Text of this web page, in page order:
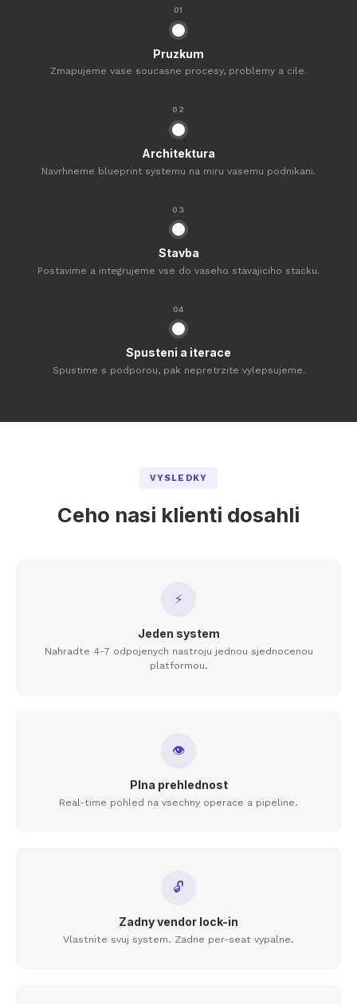
01
Pruzkum
Zmapujeme vase soucasne procesy, problemy a cile.
02
Architektura
Navrhneme blueprint systemu na miru vasemu podnikani.
03
Stavba
Postavime a integrujeme vse do vaseho stavajiciho stacku.
04
Spusteni a iterace
Spustime s podporou, pak nepretrzite vylepsujeme.
VYSLEDKY
Ceho nasi klienti dosahli
⚡
Jeden system
Nahradte 4-7 odpojenych nastroju jednou sjednocenou
platformou.
👁
Plna prehlednost
Real-time pohled na vsechny operace a pipeline.
🔓
Zadny vendor lock-in
Vlastnite svuj system. Zadne per-seat vypalne.